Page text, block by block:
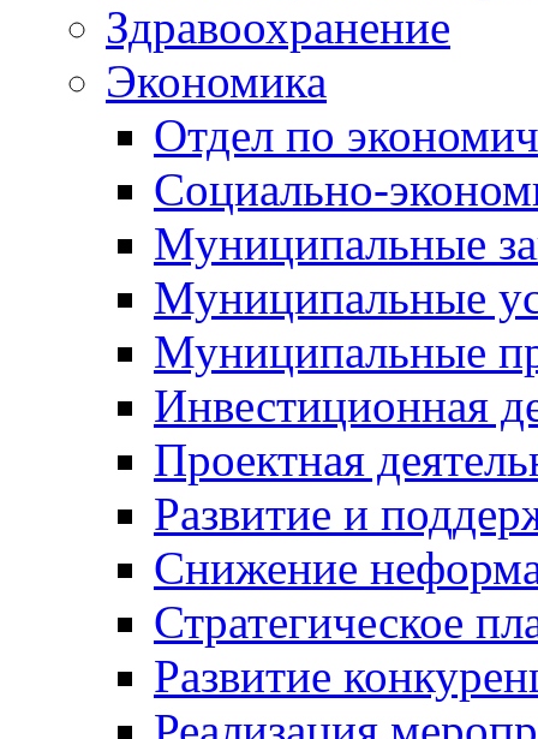
Здравоохранение
Экономика
Отдел по
Социально-
Муниципальные
Муниципальные
Муниципальные
Инвестиционная
Проектная
Развитие и
Снижение
Стратегическое
Развитие